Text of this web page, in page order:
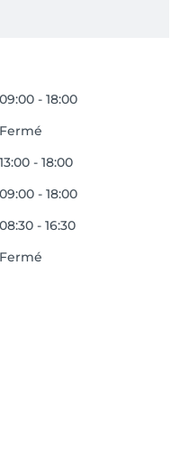
09:00 - 18:00
Fermé
13:00 - 18:00
09:00 - 18:00
08:30 - 16:30
Fermé